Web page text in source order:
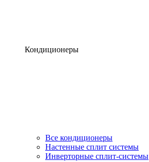
Кондиционеры
Все кондиционеры
Настенные сплит системы
Инверторные сплит-системы